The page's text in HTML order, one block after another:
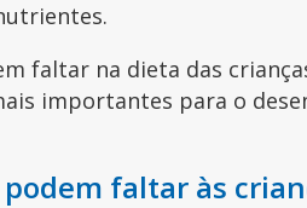
faltar na dieta das
importantes para o
faltar às